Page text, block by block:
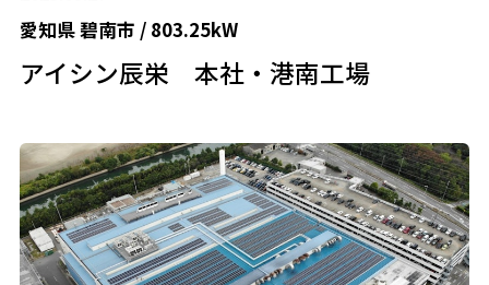
愛知県碧南市 / 803.25kW
アイシン辰栄 本社・港南工場